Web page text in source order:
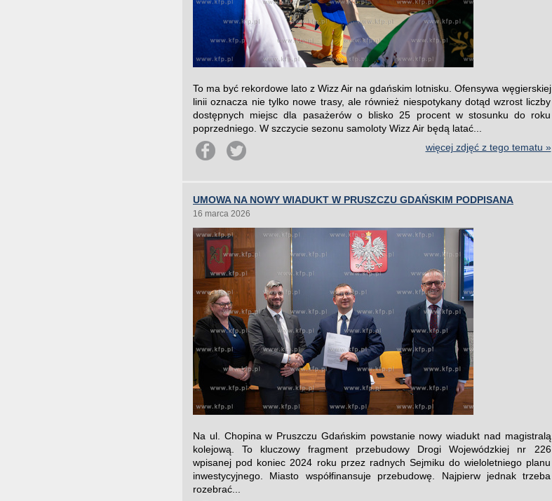
To ma być rekordowe lato z Wizz Air na gdańskim lotnisku. Ofensywa węgierskiej
linii oznacza nie tylko nowe trasy, ale również niespotykany dotąd wzrost liczby
dostępnych miejsc dla pasażerów o blisko 25 procent w stosunku do roku
poprzedniego. W szczycie sezonu samoloty Wizz Air będą latać...
więcej zdjęć z tego tematu »
UMOWA NA NOWY WIADUKT W PRUSZCZU GDAŃSKIM PODPISANA
16 marca 2026
Na ul. Chopina w Pruszczu Gdańskim powstanie nowy wiadukt nad magistralą
kolejową. To kluczowy fragment przebudowy Drogi Wojewódzkiej nr 226
wpisanej pod koniec 2024 roku przez radnych Sejmiku do wieloletniego planu
inwestycyjnego. Miasto współfinansuje przebudowę. Najpierw jednak trzeba
rozebrać...